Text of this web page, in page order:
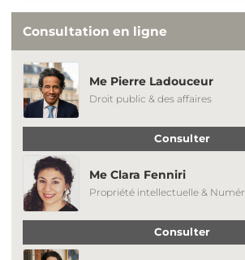
Consultation en ligne
Me Pierre Ladouceur
Droit public & des affaires
Consulter
Me Clara Fenniri
Propriété intellectuelle &
Consulter